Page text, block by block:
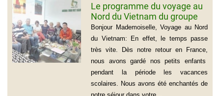
Le programme du voyage au
Nord du Vietnam du groupe
de Madame Jacqueline
MONTAGNE
Bonjour Mademoiselle, Voyage au Nord
du Vietnam: En effet, le temps passe
très vite. Dès notre retour en France,
nous avons gardé nos petits enfants
pendant la période les vacances
scolaires. Nous avons été enchantés de